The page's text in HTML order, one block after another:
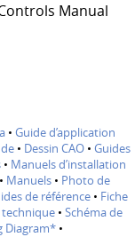
Manual
• Guide d’application
• Dessin CAO• Guides
• Manuels d’installation
Manuels• Photo de
de référence • Fiche
• Schéma de
Diagram* •